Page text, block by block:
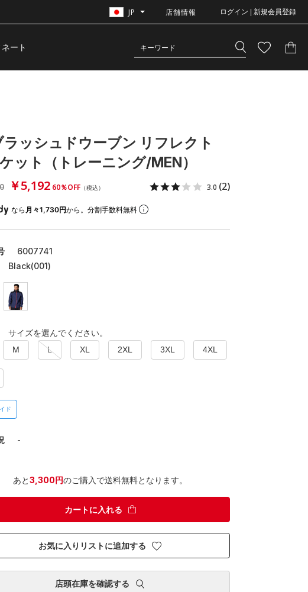
JP 店舗情報 ログイン | 新規会員登録
ート
ラッシュドウーブン リフレクト
ット（トレーニング/MEN）
￥5,192 60％OFF （税込） 3.0 (2)
なら 月々1,730円から。分割手数料無料
6007741
Black(001)
サイズを選んでください。
M L XL 2XL 3XL 4XL
ド
-
あと3,300円のご購入で送料無料となります。
カートに入れる
お気に入りリストに追加する
店頭在庫を確認する